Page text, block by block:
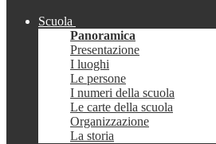
Scuola
Panoramica
Presentazione
I luoghi
Le persone
I numeri della scuola
Le carte della scuola
Organizzazione
La storia